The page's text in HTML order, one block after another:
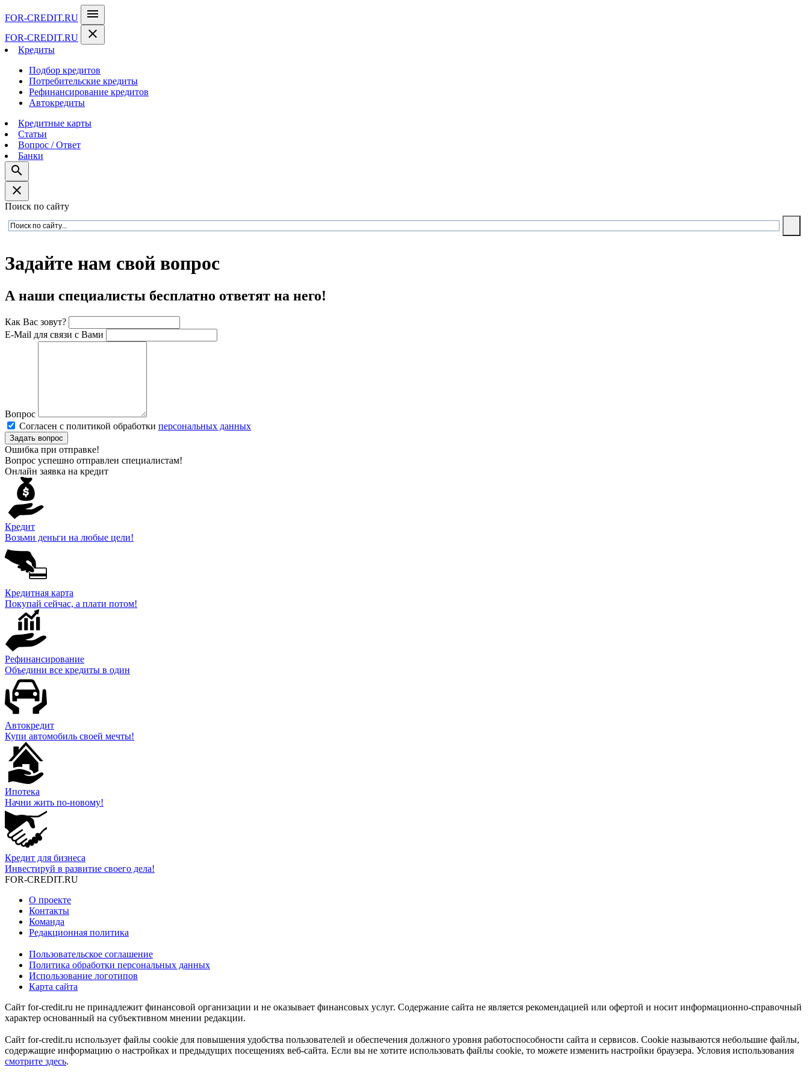
FOR-CREDIT.RU menu
FOR-CREDIT.RU close
Кредиты
Подбор кредитов
Потребительские кредиты
Рефинансирование кредитов
Автокредиты
Кредитные карты
Статьи
Вопрос / Ответ
Банки
search
close
Поиск по сайту
Задайте нам свой вопрос
А наши специалисты бесплатно ответят на него!
Как Вас зовут?
E-Mail для связи с Вами
Вопрос
Согласен с политикой обработки персональных данных
Задать вопрос
Ошибка при отправке!
Вопрос успешно отправлен специалистам!
Онлайн заявка на кредит
Кредит
Возьми деньги на любые цели!
Кредитная карта
Покупай сейчас, а плати потом!
Рефинансирование
Объедини все кредиты в один
Автокредит
Купи автомобиль своей мечты!
Ипотека
Начни жить по-новому!
Кредит для бизнеса
Инвестируй в развитие своего дела!
FOR-CREDIT.RU
О проекте
Контакты
Команда
Редакционная политика
Пользовательское соглашение
Политика обработки персональных данных
Использование логотипов
Карта сайта
Сайт for-credit.ru не принадлежит финансовой организации и не оказывает финансовых услуг. Содержание сайта не является рекомендацией или офертой и носит информационно-справочный
характер основанный на субъективном мнении редакции.
Сайт for-credit.ru использует файлы cookie для повышения удобства пользователей и обеспечения должного уровня работоспособности сайта и сервисов. Cookie называются небольшие файлы,
содержащие информацию о настройках и предыдущих посещениях веб-сайта. Если вы не хотите использовать файлы cookie, то можете изменить настройки браузера. Условия использования
смотрите здесь.